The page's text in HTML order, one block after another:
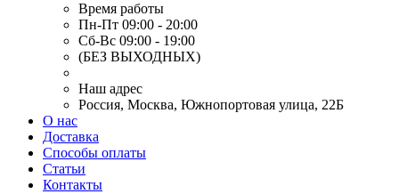
Время работы
Пн-Пт 09:00 - 20:00
Сб-Вс 09:00 - 19:00
(БЕЗ ВЫХОДНЫХ)
Наш адрес
Россия, Москва, Южнопортовая улица, 22Б
О нас
Доставка
Способы оплаты
Статьи
Контакты